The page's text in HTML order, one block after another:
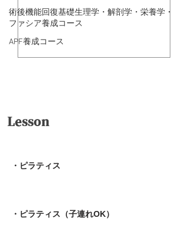
術後機能回復基礎生理学・解剖学・栄養学・
ファシア養成コース
APF養成コース
Lesson
・ピラティス
・ピラティス（子連れOK）